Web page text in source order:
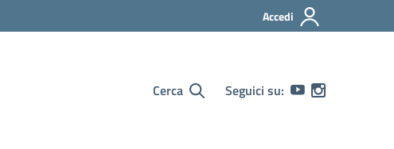
Accedi
Cerca Seguici su: